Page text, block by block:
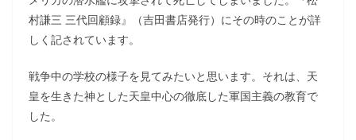
村謙三 三代回顧録』（吉田書店発行）にその時のことが詳
しく記されています。
戦争中の学校の様子を見てみたいと思います。それは、天
皇を生きた神とした天皇中心の徹底した軍国主義の教育で
した。